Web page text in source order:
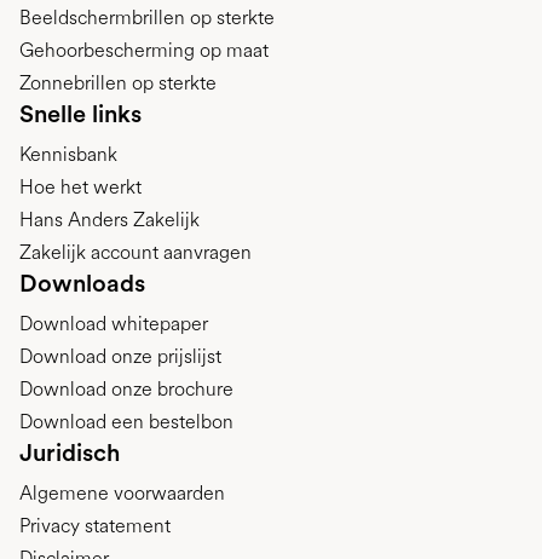
Beeldschermbrillen op sterkte
Gehoorbescherming op maat
Zonnebrillen op sterkte
Snelle links
Kennisbank
Hoe het werkt
Hans Anders Zakelijk
Zakelijk account aanvragen
Downloads
Download whitepaper
Download onze prijslijst
Download onze brochure
Download een bestelbon
Juridisch
Algemene voorwaarden
Privacy statement